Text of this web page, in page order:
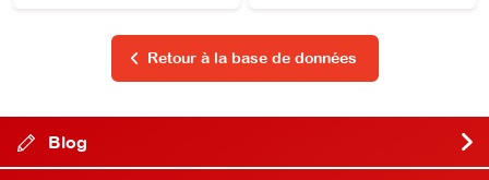
Retour à la base de données
Blog